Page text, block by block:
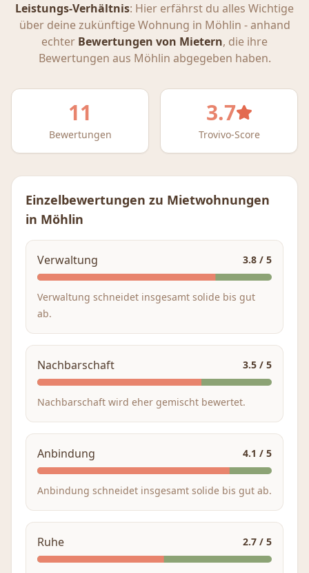
Leistungs-Verhältnis: Hier erfährst du alles Wichtige
über deine zukünftige Wohnung in Möhlin - anhand
echter Bewertungen von Mietern, die ihre
Bewertungen aus Möhlin abgegeben haben.
11
Bewertungen
3.7
Trovivo-Score
Einzelbewertungen zu Mietwohnungen
in Möhlin
Verwaltung 3.8 / 5
Verwaltung schneidet insgesamt solide bis gut
ab.
Nachbarschaft 3.5 / 5
Nachbarschaft wird eher gemischt bewertet.
Anbindung 4.1 / 5
Anbindung schneidet insgesamt solide bis gut ab.
Ruhe 2.7 / 5